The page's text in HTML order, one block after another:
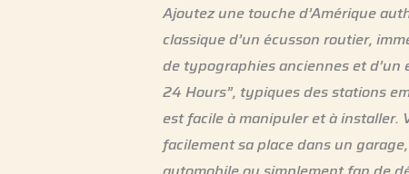
Ajoutez une touche d’Amérique
classique d’un écusson routier,
de typographies anciennes et d’un
24 Hours”, typiques des stations
est facile à manipuler et à installer.
facilement sa place dans un